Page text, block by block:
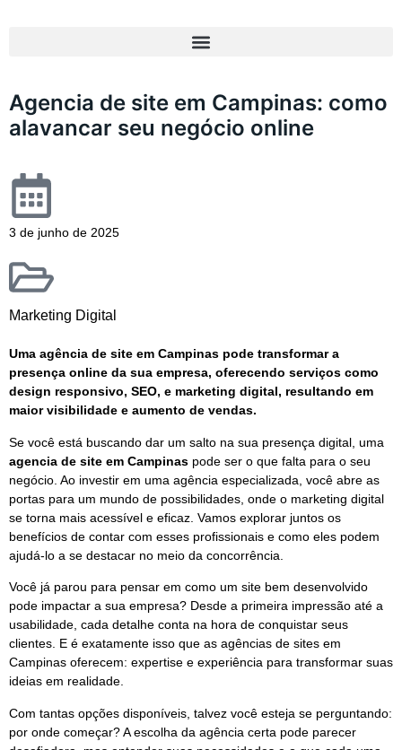
Agencia de site em Campinas: como
alavancar seu negócio online
3 de junho de 2025
Marketing Digital
Uma agência de site em Campinas pode transformar a
presença online da sua empresa, oferecendo serviços como
design responsivo, SEO, e marketing digital, resultando em
maior visibilidade e aumento de vendas.
Se você está buscando dar um salto na sua presença digital, uma
agencia de site em Campinas pode ser o que falta para o seu
negócio. Ao investir em uma agência especializada, você abre as
portas para um mundo de possibilidades, onde o marketing digital
se torna mais acessível e eficaz. Vamos explorar juntos os
benefícios de contar com esses profissionais e como eles podem
ajudá-lo a se destacar no meio da concorrência.
Você já parou para pensar em como um site bem desenvolvido
pode impactar a sua empresa? Desde a primeira impressão até a
usabilidade, cada detalhe conta na hora de conquistar seus
clientes. E é exatamente isso que as agências de sites em
Campinas oferecem: expertise e experiência para transformar suas
ideias em realidade.
Com tantas opções disponíveis, talvez você esteja se perguntando:
por onde começar? A escolha da agência certa pode parecer